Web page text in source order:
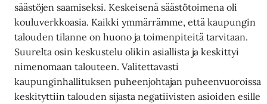
säästöjen saamiseksi. Keskeisenä säästötoimena oli
kouluverkkoasia. Kaikki ymmärrämme, että kaupungin
talouden tilanne on huono ja toimenpiteitä tarvitaan.
Suurelta osin keskustelu olikin asiallista ja keskittyi
nimenomaan talouteen. Valitettavasti
kaupunginhallituksen puheenjohtajan puheenvuoroissa
keskityttiin talouden sijasta negatiivisten asioiden esille